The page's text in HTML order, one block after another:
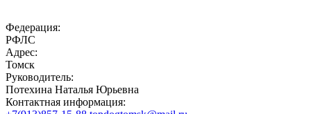
Федерация:
РФЛС
Адрес:
Томск
Руководитель:
Потехина Наталья Юрьевна
Контактная информация: